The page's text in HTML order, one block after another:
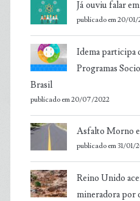
Já ouviu falar
publicado em 20/01/
Idema participa
Programas
Brasil
publicado em 20/07/2022
Asfalto Morno
publicado em 31/01/
Reino Unido
mineradora por